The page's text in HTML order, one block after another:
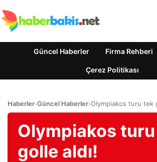
Güncel Haberler Firma Rehberi
Çerez Politikası
Haberler›Güncel Haberler›Olympiakos turu tek
Olympiakos
golle aldı!